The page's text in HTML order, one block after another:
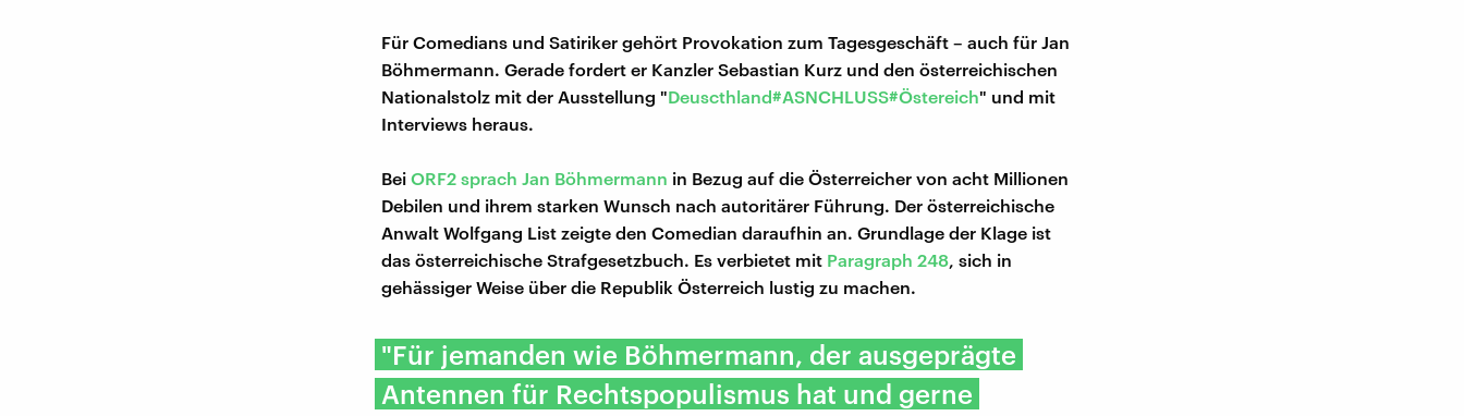
Für Comedians und Satiriker gehört Provokation zum Tagesgeschäft – auch für Jan
Böhmermann. Gerade fordert er Kanzler Sebastian Kurz und den österreichischen
Nationalstolz mit der Ausstellung "Deuscthland#ASNCHLUSS#Östereich" und mit
Interviews heraus.
Bei ORF2 sprach Jan Böhmermann in Bezug auf die Österreicher von acht Millionen
Debilen und ihrem starken Wunsch nach autoritärer Führung. Der österreichische
Anwalt Wolfgang List zeigte den Comedian daraufhin an. Grundlage der Klage ist
das österreichische Strafgesetzbuch. Es verbietet mit Paragraph 248, sich in
gehässiger Weise über die Republik Österreich lustig zu machen.
"Für jemanden wie Böhmermann, der ausgeprägte
Antennen für Rechtspopulismus hat und gerne